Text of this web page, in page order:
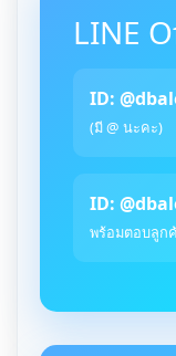
LINE
ID:
(มี @ นะคะ)
ID:
พร้อมตอบลูก